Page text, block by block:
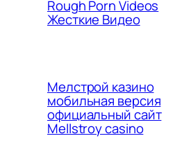
Rough Porn Videos
Жесткие Видео
Мелстрой казино
мобильная версия
официальный сайт
Mellstroy casino